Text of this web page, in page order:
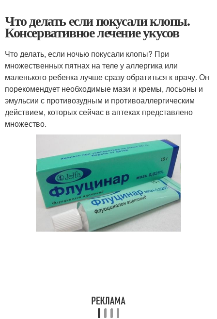
Что делать если покусали клопы.
Консервативное лечение укусов
Что делать, если ночью покусали клопы? При
множественных пятнах на теле у аллергика или
маленького ребенка лучше сразу обратиться к врачу. Он
порекомендует необходимые мази и кремы, лосьоны и
эмульсии с противозудным и противоаллергическим
действием, которых сейчас в аптеках представлено
множество.